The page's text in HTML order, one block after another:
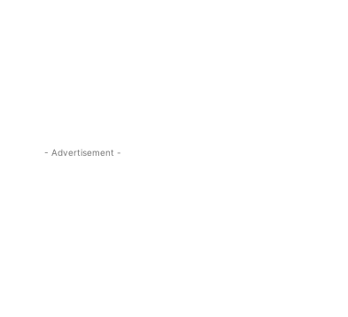
- Advertisement -